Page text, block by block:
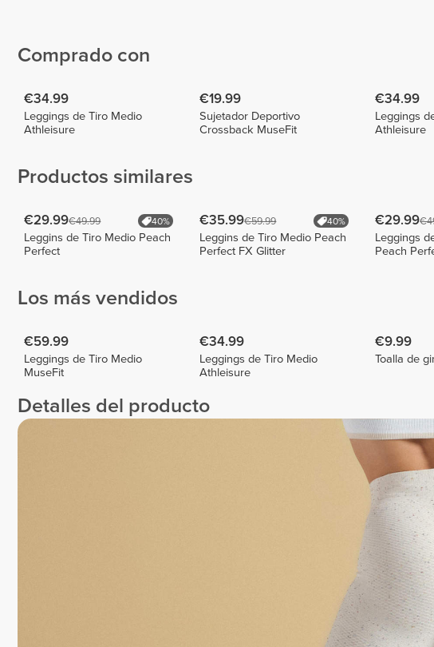
Comprado con
€34.99
Leggings de Tiro Medio
Athleisure
€19.99
Sujetador Deportivo
Crossback MuseFit
€34.99
Leggings
Athleisure
Productos similares
€29.99€49.99 40%
Leggins de Tiro Medio Peach
Perfect
€35.99€59.99 40%
Leggins de Tiro Medio Peach
Perfect FX Glitter
€29.99
Leggings
Peach
Los más vendidos
€59.99
Leggings de Tiro Medio
MuseFit
€34.99
Leggings de Tiro Medio
Athleisure
€9.99
Toalla de
Detalles del producto